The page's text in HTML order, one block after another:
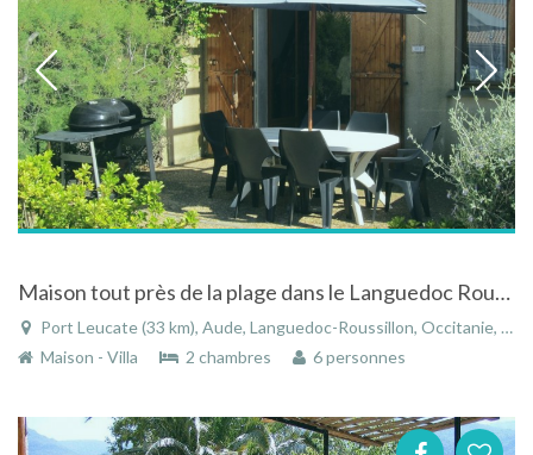
Maison tout près de la plage dans le Languedoc Roussillon
Port Leucate (33 km), Aude, Languedoc-Roussillon, Occitanie, France
Maison - Villa
2 chambres 6 personnes